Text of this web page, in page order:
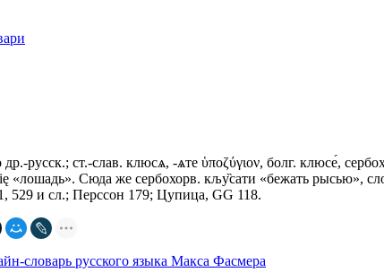
русск.; ст.-слав. клюсѧ, -ѧте ὑποζύγιον, болг. клюсе́,
«лошадь». Сюда же сербохорв. кљу̏сати «бежать рысью»,
529 и сл.; Перссон 179; Цупица, GG 118.
словарь русского языка Макса Фасмера